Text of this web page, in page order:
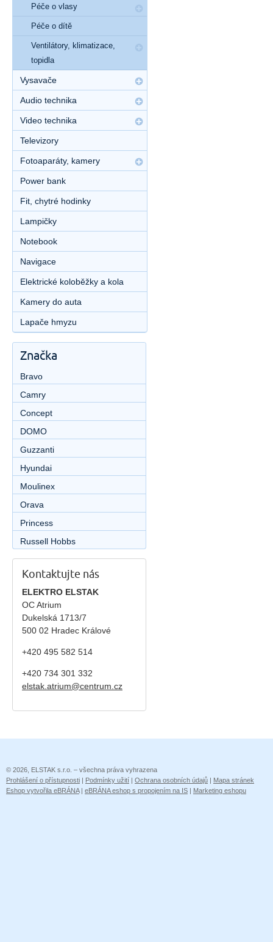
Péče o vlasy
Péče o dítě
Ventilátory, klimatizace,
topidla
Vysavače
Audio technika
Video technika
Televizory
Fotoaparáty, kamery
Power bank
Fit, chytré hodinky
Lampičky
Notebook
Navigace
Elektrické koloběžky a kola
Kamery do auta
Lapače hmyzu
Značka
Bravo
Camry
Concept
DOMO
Guzzanti
Hyundai
Moulinex
Orava
Princess
Russell Hobbs
Kontaktujte nás
ELEKTRO ELSTAK
OC Atrium
Dukelská 1713/7
500 02 Hradec Králové
+420 495 582 514
+420 734 301 332
elstak.atrium@centrum.cz
© 2026, ELSTAK s.r.o. – všechna práva vyhrazena
Prohlášení o přístupnosti | Podmínky užití | Ochrana osobních údajů | Mapa stránek
Eshop vytvořila eBRÁNA| eBRÁNA eshop s propojením na IS | Marketing eshopu